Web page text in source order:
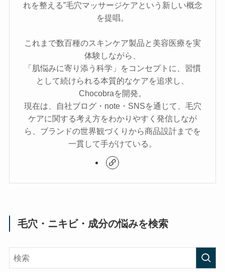
れを整える”毛穴マッサージケアという新しい概念
を提唱。
これまで数百種のスキンケア製品と美容医療を実
体験しながら、
「肌悩みに寄り添う科学」をコンセプトに、習慣
として続けられる本質的なケアを追求し、
Chocobraを開発。
現在は、自社ブログ・note・SNSを通じて、毛穴
ケアに関する考え方をわかりやすく発信しなが
ら、ブランドの世界観づくりから商品設計までを
一貫して手がけている。
毛穴・ニキビ・成分の悩みを検索